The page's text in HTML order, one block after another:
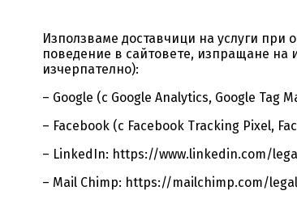
Използваме доставчици на услуги при
поведение в сайтовете, изпращане на
изчерпателно):
– Google (с Google Analytics, Google Tag
– Facebook (с Facebook Tracking Pixel,
– LinkedIn: https://www.linkedin.com/
– Mail Chimp: https://mailchimp.com/